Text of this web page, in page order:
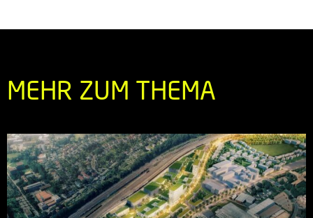
MEHR ZUM THEMA